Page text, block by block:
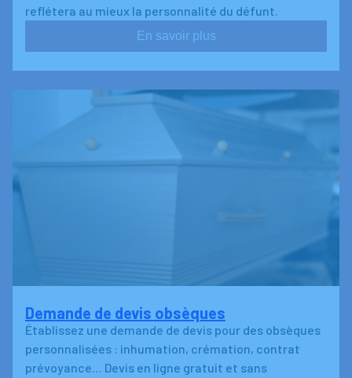
reflétera au mieux la personnalité du défunt.
En savoir plus
Demande de devis obsèques
Établissez une demande de devis pour des obsèques
personnalisées : inhumation, crémation, contrat
prévoyance… Devis en ligne gratuit et sans